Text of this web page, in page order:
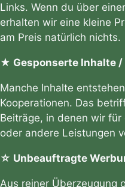
Links. Wenn du über
erhalten wir eine kleine
am Preis natürlich nichts.
★ Gesponserte Inhalte
Manche Inhalte
Kooperationen. Das
Beiträge, in denen wir für
oder andere Leistungen
☆ Unbeauftragte
Aus reiner Überzeugung